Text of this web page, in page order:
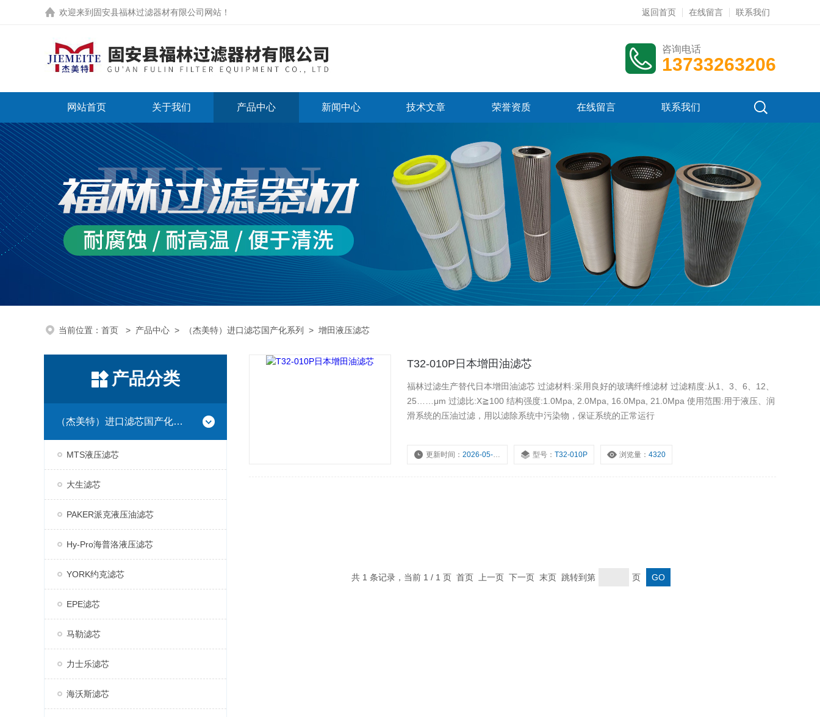
欢迎来到 固安县福林过滤器材有限公司网站 ！ 返回首页 在线留言 联系我们
咨询电话
13733263206
网站首页 关于我们 产品中心 新闻中心 技术文章 荣誉资质 在线留言 联系我们
当前位置： 首页 > 产品中心 > （杰美特）进口滤芯国产化系列 > 增田液压滤芯
产品分类
（杰美特）进口滤芯国产化系列
MTS液压滤芯
大生滤芯
PAKER派克液压油滤芯
Hy-Pro海普洛液压滤芯
YORK约克滤芯
EPE滤芯
马勒滤芯
力士乐滤芯
海沃斯滤芯
T32-010P日本增田油滤芯
福林过滤生产替代日本增田油滤芯 过滤材料:采用良好的玻璃纤维滤材 过滤精度:从1、3、6、12、
25……μm 过滤比:X≧100 结构强度:1.0Mpa, 2.0Mpa, 16.0Mpa, 21.0Mpa 使用范围:用于液压、润
滑系统的压油过滤，用以滤除系统中污染物，保证系统的正常运行
更新时间：2026-05-11 型号：T32-010P 浏览量：4320
共 1 条记录，当前 1 / 1 页 首页 上一页 下一页 末页 跳转到第 页